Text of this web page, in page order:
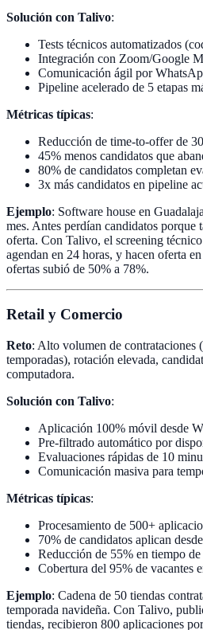
Solución con Talivo:
Tests técnicos automatizados
Integración con Zoom/Google
Comunicación ágil por
Pipeline acelerado de 5 etapas
Métricas típicas:
Reducción de time-to-offer de
45% menos candidatos que
80% de candidatos completan
3x más candidatos en pipeline
Ejemplo: Software house en
mes. Antes perdían candidatos porque
oferta. Con Talivo, el screening
agendan en 24 horas, y hacen oferta
ofertas subió de 50% a 78%.
Retail y Comercio
Reto: Alto volumen de contrataciones
temporadas), rotación elevada,
computadora.
Solución con Talivo:
Aplicación 100% móvil desde
Pre-filtrado automático por
Evaluaciones rápidas de 10
Comunicación masiva para
Métricas típicas:
Procesamiento de 500+
70% de candidatos aplican
Reducción de 55% en tiempo
Cobertura del 95% de vacantes
Ejemplo: Cadena de 50 tiendas
temporada navideña. Con Talivo,
tiendas, recibieron 800 aplicaciones